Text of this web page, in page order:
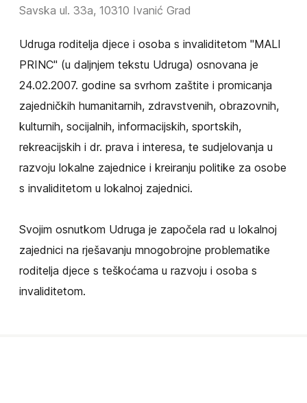
Savska ul. 33a, 10310 Ivanić Grad
Udruga roditelja djece i osoba s invaliditetom "MALI
PRINC" (u daljnjem tekstu Udruga) osnovana je
24.02.2007. godine sa svrhom zaštite i promicanja
zajedničkih humanitarnih, zdravstvenih, obrazovnih,
kulturnih, socijalnih, informacijskih, sportskih,
rekreacijskih i dr. prava i interesa, te sudjelovanja u
razvoju lokalne zajednice i kreiranju politike za osobe
s invaliditetom u lokalnoj zajednici.
Svojim osnutkom Udruga je započela rad u lokalnoj
zajednici na rješavanju mnogobrojne problematike
roditelja djece s teškoćama u razvoju i osoba s
invaliditetom.